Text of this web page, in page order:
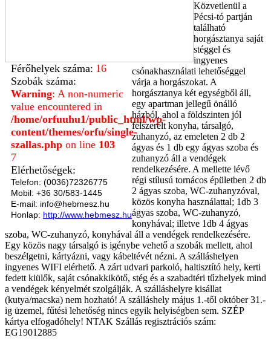
PADDELBOOT
REITEN
Férőhelyek száma: 16
Szobák száma:
Warning: A non-numeric
value encountered in
/home/orfuuhu1/public_html/wp-
content/themes/orfu/single-
szallas.php on line 103
7
Elérhetőségek:
Telefon: (0036)72326775
Mobil: +36 30/583-1445
E-mail: info@hebmesz.hu
Honlap: http://www.hebmesz.hu
Közvetlenül a
Pécsi-tó partján
található
horgásztanya saját
stéggel és
ingyenes
csónakhasználati lehetőséggel
várja a horgászokat. A
horgásztanya két egységből áll,
egy apartman jellegű önálló
házból, ahol a földszinten jól
felszerelt konyha, társalgó,
zuhanyzó, az emeleten 2 db 2
ágyas és 1 db egy ágyas szoba és
zuhanyzó áll a vendégek
rendelkezésére. A mellette lévő
régi stílusú tornácos épületben 2 db
2 ágyas szoba, WC-zuhanyzóval,
közös konyha használattal; 1db 3
ágyas szoba, WC-zuhanyzó,
konyhával; illetve 1db 4 ágyas
szoba, WC-zuhanyzó, konyhával áll a vendégek rendelkezésére.
Egy közös nagy társalgó is igénybe vehető a szobák mellett, ahol
beszélgetni, kártyázni, vagy kábeltévét nézni. A szálláshelyen
ingyenes WIFI elérhető. A zárt udvari parkoló, haltisztító hely, kerti
fedett kiülők, saját csónakkikötő, stég és a szabadtéri tűzhelyek mind
a vendégek kényelmét szolgálják. A szálláshelyre kisállat
(kutya/macska) nem hozható! A szálláshely május 1.-től október 31.-
ig üzemel, fűtési lehetőség nincs egyik helyiségben sem. SZÉP
kártya elfogadóhely! NTAK Szállás regisztrációs szám:
EG19012885